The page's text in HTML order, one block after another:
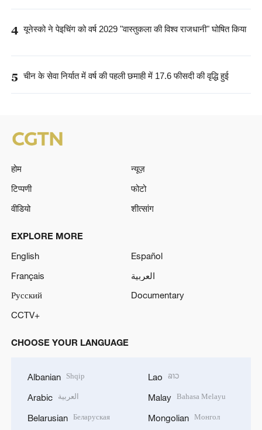
4 यूनेस्को ने पेइचिंग को वर्ष 2029 "वास्तुकला की विश्व राजधानी" घोषित किया
5 चीन के सेवा निर्यात में वर्ष की पहली छमाही में 17.6 फीसदी की वृद्धि हुई
होम
न्यूज़
टिप्पणी
फोटो
वीडियो
शीत्सांग
EXPLORE MORE
English
Español
Français
العربية
Русский
Documentary
CCTV+
CHOOSE YOUR LANGUAGE
Albanian Shqip
Arabic العربية
Belarusian Беларуская
Lao ລາວ
Malay Bahasa Melayu
Mongolian Монгол